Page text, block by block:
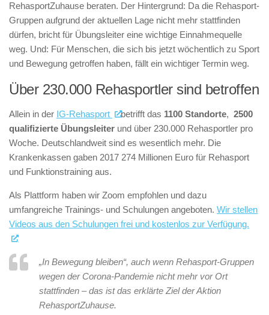
RehasportZuhause beraten. Der Hintergrund: Da die Rehasport-
Gruppen aufgrund der aktuellen Lage nicht mehr stattfinden
dürfen, bricht für Übungsleiter eine wichtige Einnahmequelle
weg. Und: Für Menschen, die sich bis jetzt wöchentlich zu Sport
und Bewegung getroffen haben, fällt ein wichtiger Termin weg.
Über 230.000 Rehasportler sind betroffen
Allein in der IG-Rehasport betrifft das 1100 Standorte,2500
qualifizierte Übungsleiter und über 230.000 Rehasportler pro
Woche. Deutschlandweit sind es wesentlich mehr. Die
Krankenkassen gaben 2017 274 Millionen Euro für Rehasport
und Funktionstraining aus.
Als Plattform haben wir Zoom empfohlen und dazu
umfangreiche Trainings- und Schulungen angeboten. Wir stellen
Videos aus den Schulungen frei und kostenlos zur Verfügung.
„In Bewegung bleiben“, auch wenn Rehasport-Gruppen
wegen der Corona-Pandemie nicht mehr vor Ort
stattfinden – das ist das erklärte Ziel der Aktion
RehasportZuhause.